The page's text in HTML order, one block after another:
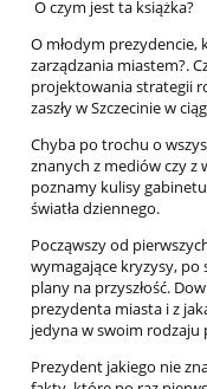
O czym jest ta książka?
O młodym
zarządzania miastem?.
projektowania strategii
zaszły w Szczecinie w
Chyba po trochu o
znanych z mediów czy z
poznamy kulisy
światła dziennego.
Począwszy od
wymagające kryzysy,
plany na przyszłość.
prezydenta miasta i z
jedyna w swoim rodzaju
Prezydent jakiego nie